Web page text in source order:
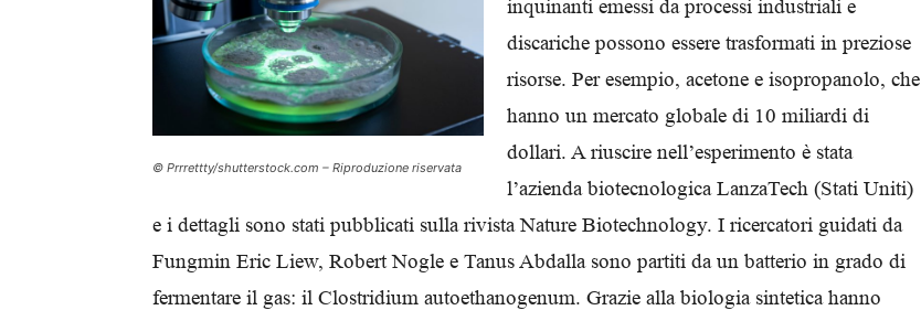
© Prrrettty/shutterstock.com – Riproduzione riservata
inquinanti emessi da processi industriali e
discariche possono essere trasformati in preziose
risorse. Per esempio, acetone e isopropanolo, che
hanno un mercato globale di 10 miliardi di
dollari. A riuscire nell’esperimento è stata
l’azienda biotecnologica LanzaTech (Stati Uniti)
e i dettagli sono stati pubblicati sulla rivista Nature Biotechnology. I ricercatori guidati da
Fungmin Eric Liew, Robert Nogle e Tanus Abdalla sono partiti da un batterio in grado di
fermentare il gas: il Clostridium autoethanogenum. Grazie alla biologia sintetica hanno